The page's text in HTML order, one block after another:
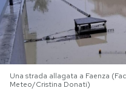
NEWSLETTER
I MIEI PREFERITI
Una strada allagata a Faenza
Meteo/Cristina Donati)